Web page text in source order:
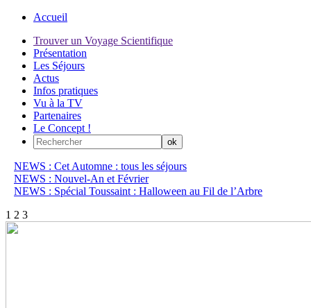
Accueil
Trouver un Voyage Scientifique
Présentation
Les Séjours
Actus
Infos pratiques
Vu à la TV
Partenaires
Le Concept !
NEWS : Cet Automne : tous les séjours
NEWS : Nouvel-An et Février
NEWS : Spécial Toussaint : Halloween au Fil de l’Arbre
1 2 3